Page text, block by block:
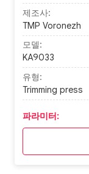
제조사:
TMP Voronezh
모델:
KA9033
유형:
Trimming press
파라미터: